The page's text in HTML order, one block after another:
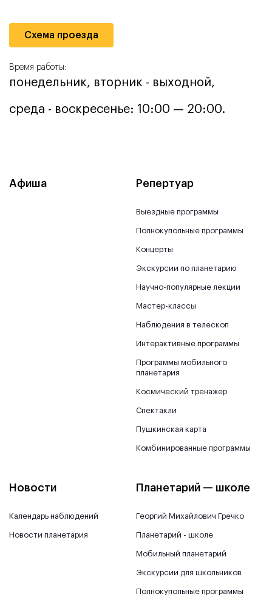
Схема проезда
Время работы:
понедельник, вторник - выходной,
среда - воскресенье: 10:00 — 20:00.
Афиша Репертуар
Выездные программы
Полнокупольные программы
Концерты
Экскурсии по планетарию
Научно-популярные лекции
Мастер-классы
Наблюдения в телескоп
Интерактивные программы
Программы мобильного
планетария
Космический тренажер
Спектакли
Пушкинская карта
Комбинированные программы
Новости
Календарь наблюдений
Новости планетария
Планетарий — школе
Георгий Михайлович Гречко
Планетарий - школе
Мобильный планетарий
Экскурсии для школьников
Полнокупольные программы